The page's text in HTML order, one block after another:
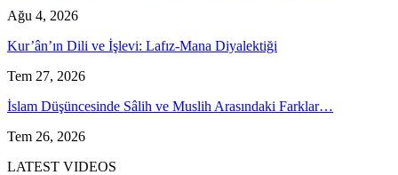
Ağu 4, 2026
Kur’ân’ın Dili ve İşlevi: Lafız-Mana Diyalektiği
Tem 27, 2026
İslam Düşüncesinde Sâlih ve Muslih Arasındaki Farklar…
Tem 26, 2026
LATEST VIDEOS